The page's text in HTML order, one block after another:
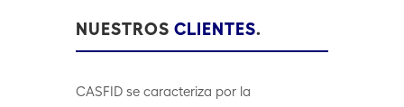
NUESTROS CLIENTES.
CASFID se caracteriza por la